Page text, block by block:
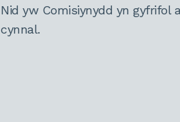
Nid yw Comisiynydd yn gyfrifol
cynnal.